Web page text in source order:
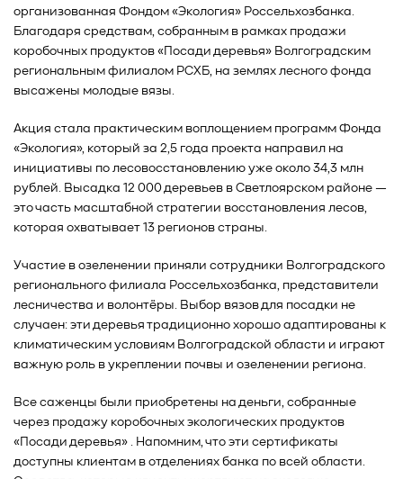
организованная Фондом «Экология» Россельхозбанка.
Благодаря средствам, собранным в рамках продажи
коробочных продуктов «Посади деревья» Волгоградским
региональным филиалом РСХБ, на землях лесного фонда
высажены молодые вязы.
Акция стала практическим воплощением программ Фонда
«Экология», который за 2,5 года проекта направил на
инициативы по лесовосстановлению уже около 34,3 млн
рублей. Высадка 12 000 деревьев в Светлоярском районе —
это часть масштабной стратегии восстановления лесов,
которая охватывает 13 регионов страны.
Участие в озеленении приняли сотрудники Волгоградского
регионального филиала Россельхозбанка, представители
лесничества и волонтёры. Выбор вязов для посадки не
случаен: эти деревья традиционно хорошо адаптированы к
климатическим условиям Волгоградской области и играют
важную роль в укреплении почвы и озеленении региона.
Все саженцы были приобретены на деньги, собранные
через продажу коробочных экологических продуктов
«Посади деревья» . Напомним, что эти сертификаты
доступны клиентам в отделениях банка по всей области.